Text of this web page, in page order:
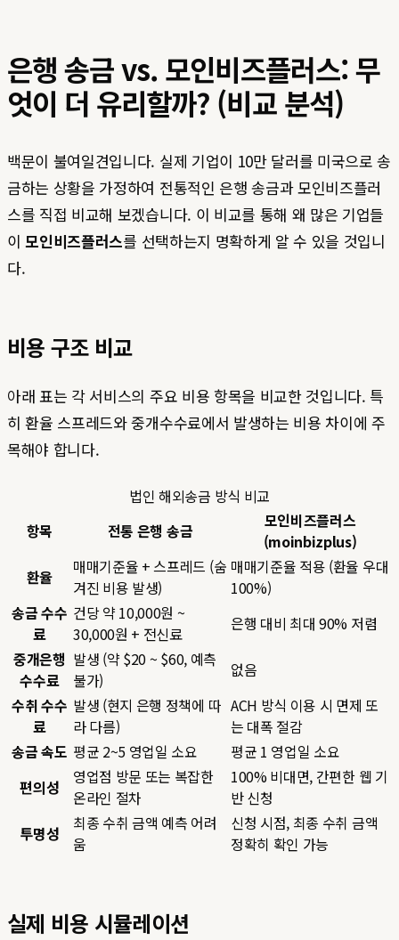
은행 송금 vs. 모인비즈플러스: 무
엇이 더 유리할까? (비교 분석)
백문이 불여일견입니다. 실제 기업이 10만 달러를 미국으로 송
금하는 상황을 가정하여 전통적인 은행 송금과 모인비즈플러
스를 직접 비교해 보겠습니다. 이 비교를 통해 왜 많은 기업들
이모인비즈플러스를 선택하는지 명확하게 알 수 있을 것입니
다.
비용 구조 비교
아래 표는 각 서비스의 주요 비용 항목을 비교한 것입니다. 특
히 환율 스프레드와 중개수수료에서 발생하는 비용 차이에 주
목해야 합니다.
법인 해외송금 방식 비교
항목
전통 은행 송금
모인비즈플러스
(moinbizplus)
환율
매매기준율 + 스프레드 (숨
겨진 비용 발생)
매매기준율 적용 (환율 우대
100%)
송금 수수
료
건당 약 10,000원 ~
30,000원 + 전신료
은행 대비 최대 90% 저렴
중개은행
수수료
발생 (약 $20 ~ $60, 예측
불가)
없음
수취 수수
료
발생 (현지 은행 정책에 따
라 다름)
ACH 방식 이용 시 면제 또
는 대폭 절감
송금 속도 평균 2~5 영업일 소요
평균 1 영업일 소요
편의성
영업점 방문 또는 복잡한
온라인 절차
100% 비대면, 간편한 웹 기
반 신청
투명성
최종 수취 금액 예측 어려
움
신청 시점, 최종 수취 금액
정확히 확인 가능
실제 비용 시뮬레이션